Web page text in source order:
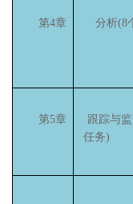
第4章 分析(8
第5章
跟踪与
任务)